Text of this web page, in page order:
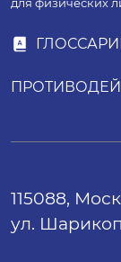
для физических
115088,
ул.